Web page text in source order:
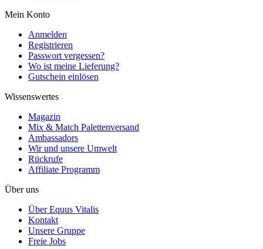
Mein Konto
Anmelden
Registrieren
Passwort vergessen?
Wo ist meine Lieferung?
Gutschein einlösen
Wissenswertes
Magazin
Mix & Match Palettenversand
Ambassadors
Wir und unsere Umwelt
Rückrufe
Affiliate Programm
Über uns
Über Equus Vitalis
Kontakt
Unsere Gruppe
Freie Jobs